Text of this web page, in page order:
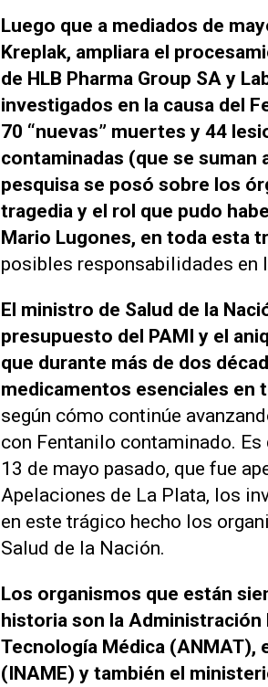
Luego que a mediados de
Kreplak, ampliara el
de HLB Pharma Group SA y
investigados en la causa del
70 “nuevas” muertes y 44
contaminadas (que se
pesquisa se posó sobre los
tragedia y el rol que pudo
Mario Lugones, en toda esta
posibles responsabilidades en
El ministro de Salud de la
presupuesto del PAMI y el
que durante más de dos
medicamentos esenciales en
según cómo continúe
con Fentanilo contaminado.
13 de mayo pasado, que fue
Apelaciones de La Plata, los
en este trágico hecho los
Salud de la Nación.
Los organismos que están
historia son la
Tecnología Médica
(INAME) y también el